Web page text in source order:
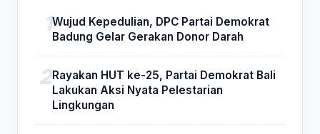
Wujud Kepedulian, DPC Partai Demokrat
Badung Gelar Gerakan Donor Darah
Rayakan HUT ke-25, Partai Demokrat Bali
Lakukan Aksi Nyata Pelestarian
Lingkungan